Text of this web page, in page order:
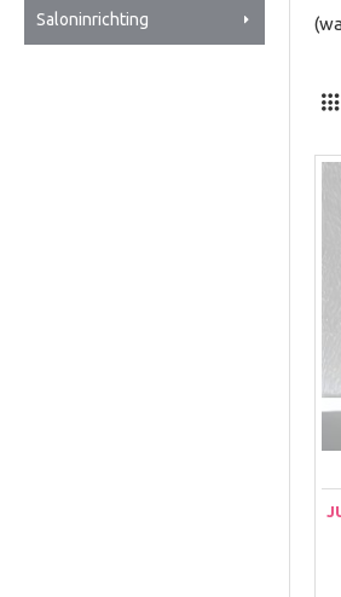
Saloninrichting